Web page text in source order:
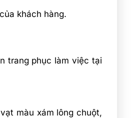
khách hàng.
trang phục làm việc tại
màu xám lông chuột,